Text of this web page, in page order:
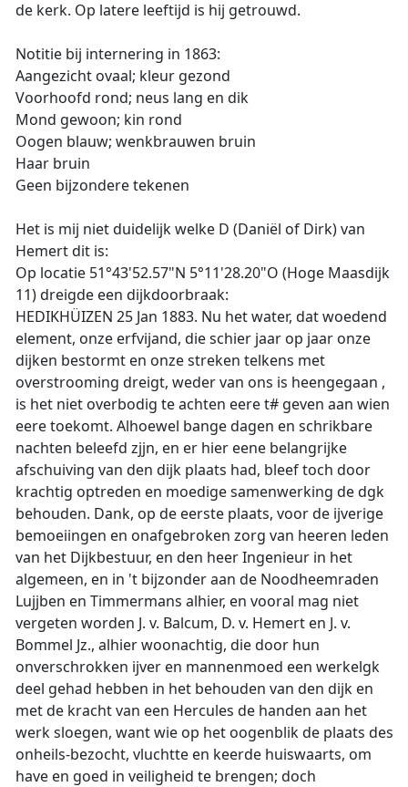
de kerk. Op latere leeftijd is hij getrouwd.
Notitie bij internering in 1863:
Aangezicht ovaal; kleur gezond
Voorhoofd rond; neus lang en dik
Mond gewoon; kin rond
Oogen blauw; wenkbrauwen bruin
Haar bruin
Geen bijzondere tekenen
Het is mij niet duidelijk welke D (Daniël of Dirk) van
Hemert dit is:
Op locatie 51°43'52.57"N 5°11'28.20"O (Hoge Maasdijk
11) dreigde een dijkdoorbraak:
HEDIKHÜIZEN 25 Jan 1883. Nu het water, dat woedend
element, onze erfvijand, die schier jaar op jaar onze
dijken bestormt en onze streken telkens met
overstrooming dreigt, weder van ons is heengegaan ,
is het niet overbodig te achten eere t# geven aan wien
eere toekomt. Alhoewel bange dagen en schrikbare
nachten beleefd zjjn, en er hier eene belangrijke
afschuiving van den dijk plaats had, bleef toch door
krachtig optreden en moedige samenwerking de dgk
behouden. Dank, op de eerste plaats, voor de ijverige
bemoeiingen en onafgebroken zorg van heeren leden
van het Dijkbestuur, en den heer Ingenieur in het
algemeen, en in 't bijzonder aan de Noodheemraden
Lujjben en Timmermans alhier, en vooral mag niet
vergeten worden J. v. Balcum, D. v. Hemert en J. v.
Bommel Jz., alhier woonachtig, die door hun
onverschrokken ijver en mannenmoed een werkelgk
deel gehad hebben in het behouden van den dijk en
met de kracht van een Hercules de handen aan het
werk sloegen, want wie op het oogenblik de plaats des
onheils-bezocht, vluchtte en keerde huiswaarts, om
have en goed in veiligheid te brengen; doch